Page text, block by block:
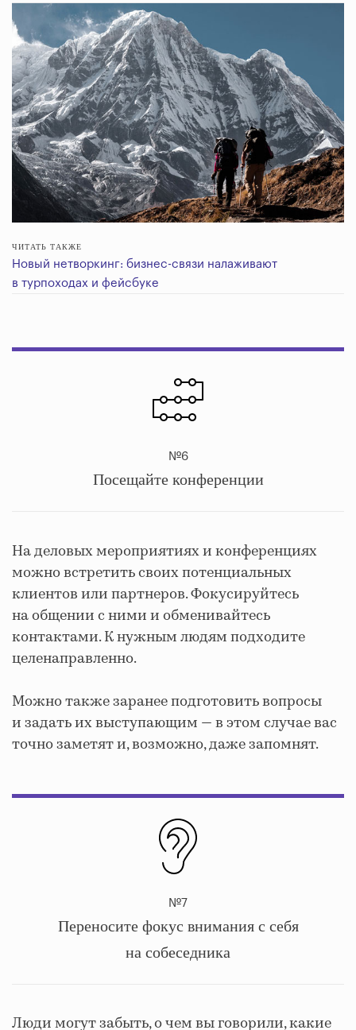
ЧИТАТЬ ТАКЖЕ
Новый нетворкинг: бизнес-связи налаживают
в турпоходах и фейсбуке
№6
Посещайте конференции
На деловых мероприятиях и конференциях
можно встретить своих потенциальных
клиентов или партнеров. Фокусируйтесь
на общении с ними и обменивайтесь
контактами. К нужным людям подходите
целенаправленно.
Можно также заранее подготовить вопросы
и задать их выступающим — в этом случае вас
точно заметят и, возможно, даже запомнят.
№7
Переносите фокус внимания с себя
на собеседника
Люди могут забыть, о чем вы говорили, какие